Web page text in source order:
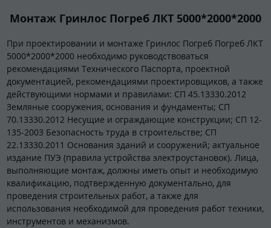
Монтаж Гринлос Погреб ЛКТ 5000*2000*2000
При проектировании и монтаже Гринлос Погреб Погреб ЛКТ
5000*2000*2000 необходимо руководствоваться
рекомендациями Технического Паспорта, проектной
документацией, рекомендациями проектировщиков, а также
действующими нормами и правилами: СП 45.13330.2012
Земляные сооружения, основания и фундаменты; СП
70.13330.2012 Несущие и ограждающие конструкции; СП 12-
135-2003 Безопасность труда в строительстве; СП
22.13330.2011 Основания зданий и сооружений; актуальное
издание ПУЭ (правила устройства электроустановок). Лица,
выполняющие монтаж, должны иметь опыт и необходимую
квалификацию, подтвержденную документально, для
проведения строительных работ, а также для
использования необходимой для проведения работ техники,
инструментов и механизмов.